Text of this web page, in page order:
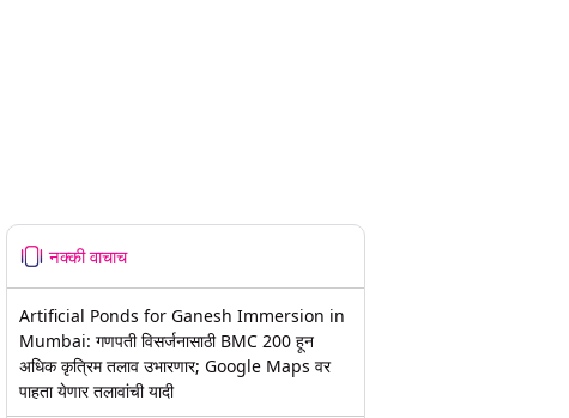
नक्की वाचाच
Artificial Ponds for Ganesh Immersion in
Mumbai: गणपती विसर्जनासाठी BMC 200 हून
अधिक कृत्रिम तलाव उभारणार; Google Maps वर
पाहता येणार तलावांची यादी